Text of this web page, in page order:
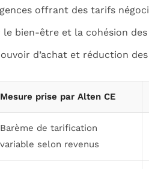
offrant des tarifs
bien-être et la cohésion des
d’achat et réduction
Mesure prise par Alten CE
Barème de tarification
variable selon revenus